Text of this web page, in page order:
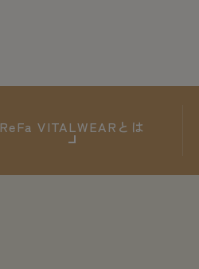
ReFaVITALWEARとは